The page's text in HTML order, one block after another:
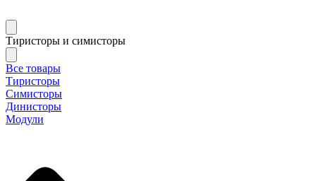
Тиристоры и симисторы
Все товары
Тиристоры
Симисторы
Динисторы
Модули